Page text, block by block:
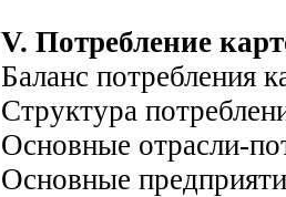
V. Потребление
Баланс потребления
Структура
Основные отрасли-
Основные